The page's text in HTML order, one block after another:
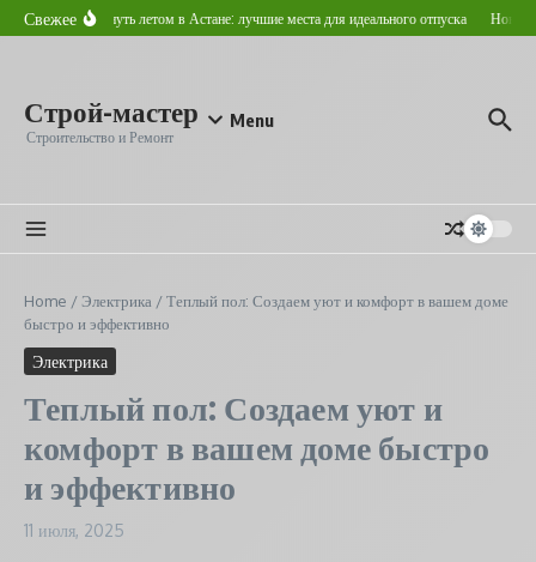
Перейти к содержанию
Свежее
Где отдохнуть летом в Астане: лучшие места для идеального отпуска
Строй-мастер
Строительство и Ремонт
Menu
Home /Электрика /Теплый пол: Создаем уют и комфорт в вашем доме
быстро и эффективно
Электрика
Теплый пол: Создаем уют и
комфорт в вашем доме быстро
и эффективно
11 июля, 2025